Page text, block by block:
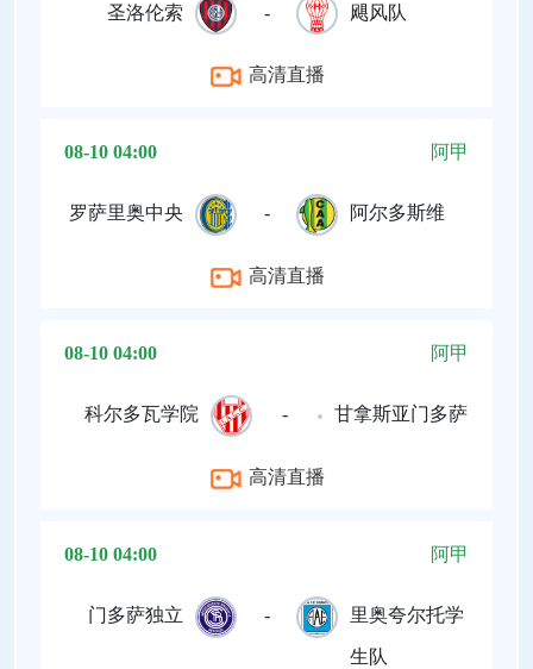
圣洛伦索 - 飓风队
高清直播
08-10 04:00 阿甲
罗萨里奥中央 - 阿尔多斯维
高清直播
08-10 04:00 阿甲
科尔多瓦学院 - 甘拿斯亚门多萨
高清直播
08-10 04:00 阿甲
门多萨独立 - 里奥夸尔托学
生队